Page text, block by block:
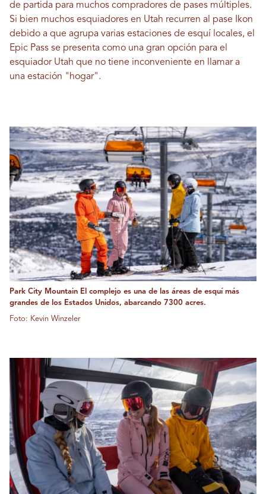
de partida para muchos compradores de pases múltiples.
Si bien muchos esquiadores en Utah recurren al pase Ikon
debido a que agrupa varias estaciones de esquí locales, el
Epic Pass se presenta como una gran opción para el
esquiador Utah que no tiene inconveniente en llamar a
una estación "hogar".
Park City Mountain El complejo es una de las áreas de esquí más
grandes de los Estados Unidos, abarcando 7300 acres.
Foto: Kevin Winzeler